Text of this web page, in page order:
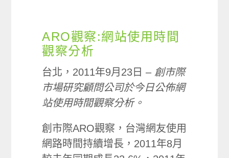
ARO觀察:網站使用時間
觀察分析
台北，2011年9月23日 – 創市際
市場研究顧問公司於今日公佈網
站使用時間觀察分析。
創市際ARO觀察，台灣網友使用
網路時間持續增長，2011年8月